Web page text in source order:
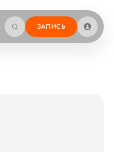
ЗАПИСЬ